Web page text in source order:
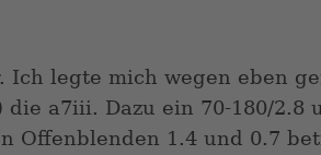
legte mich wegen eben
a7iii. Dazu ein 70-180/2.8
Offenblenden 1.4 und 0.7